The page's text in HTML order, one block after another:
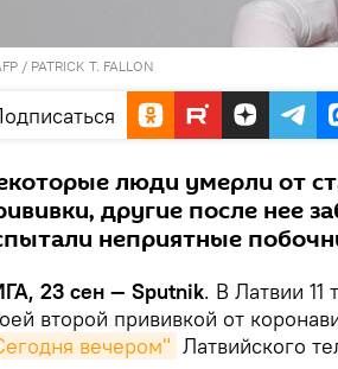
/ PATRICK T. FALLON
люди умерли от
другие после нее
неприятные
23 сен — Sputnik. В Латвии 11
второй прививкой от
вечером" Латвийского